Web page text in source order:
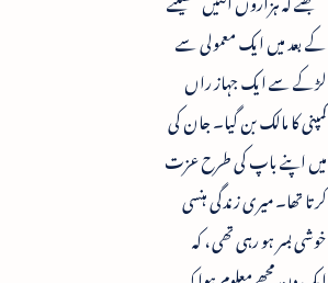
کے بعد میں ایک معمولی سے
لڑکے سے ایک جہاز راں
کمپنی کا مالک بن گیا۔ جان کی
میں اپنے باپ کی طرح عزت
کرتا تھا۔ میری زندگی ہنسی
خوشی بسر ہو رہی تھی ، کہ